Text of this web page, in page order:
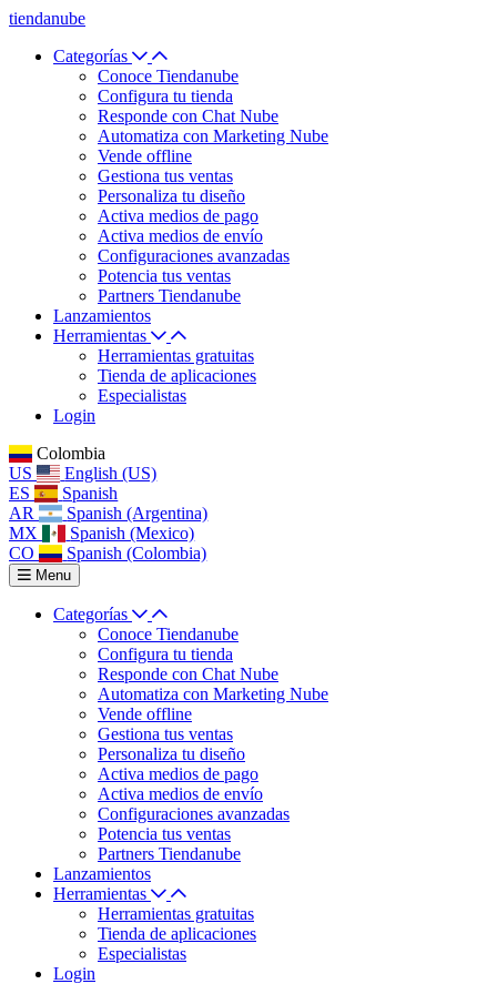
tiendanube
Categorías
Conoce Tiendanube
Configura tu tienda
Responde con Chat Nube
Automatiza con Marketing Nube
Vende offline
Gestiona tus ventas
Personaliza tu diseño
Activa medios de pago
Activa medios de envío
Configuraciones avanzadas
Potencia tus ventas
Partners Tiendanube
Lanzamientos
Herramientas
Herramientas gratuitas
Tienda de aplicaciones
Especialistas
Login
Colombia
US
English (US)
ES
Spanish
AR
Spanish (Argentina)
MX
Spanish (Mexico)
CO
Spanish (Colombia)
Menu
Categorías
Conoce Tiendanube
Configura tu tienda
Responde con Chat Nube
Automatiza con Marketing Nube
Vende offline
Gestiona tus ventas
Personaliza tu diseño
Activa medios de pago
Activa medios de envío
Configuraciones avanzadas
Potencia tus ventas
Partners Tiendanube
Lanzamientos
Herramientas
Herramientas gratuitas
Tienda de aplicaciones
Especialistas
Login